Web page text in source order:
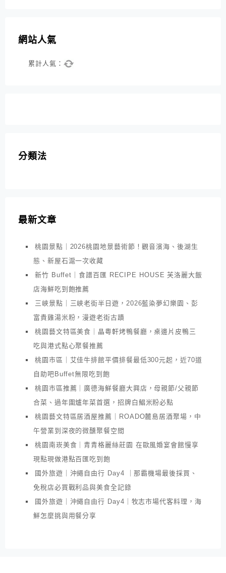
網站人氣
累計人氣：
分類法
最新文章
桃園景點｜2026桃園地景藝術節！觀音濱海、後湖生
態、新屋石滬一次收藏
新竹 Buffet｜食譜百匯 RECIPE HOUSE 芙洛麗大飯
店海鮮吃到飽推薦
三峽景點｜三峽老街半日遊，2026藍染夢幻樂園、彭
富貴雞湯米粉，漫遊老街古蹟
桃園藝文特區美食｜晶粵軒烤鴨餐廳，桌邊片皮鴨三
吃與港式點心聚餐推薦
桃園市區｜艾佳牛排館平價排餐最低300元起，近70道
自助吧Buffet無限吃到飽
桃園市區推薦｜廣德海鮮餐廳大興店，母親節/父親節
合菜、過年圍爐年菜首選，招牌白鯧米粉必點
桃園藝文特區居酒屋推薦｜ROADO麓島居酒聚場，中
午營業到深夜的微醺聚餐空間
桃園南崁美食｜青青格麗絲莊園 在歐風婚宴會館慢享
現點現做港點百匯吃到飽
國外旅遊｜沖繩自由行 Day4 ｜那霸機場最後採買、
免稅店必買戰利品與美食全記錄
國外旅遊｜沖繩自由行 Day4｜牧志市場代客料理，海
鮮怎麼挑與用餐分享